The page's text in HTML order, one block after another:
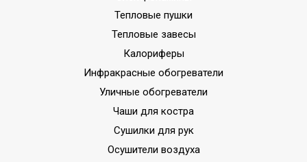
Тепловые пушки
Тепловые завесы
Калориферы
Инфракрасные обогреватели
Уличные обогреватели
Чаши для костра
Сушилки для рук
Осушители воздуха